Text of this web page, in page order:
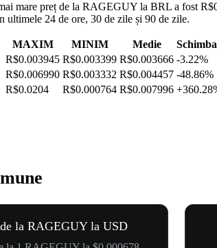
mare preț de la RAGEGUY la BRL a fost
24 de ore, 30 de zile și 90 de zile.
MAXIM MINIM Medie
R$0.003945 R$0.003399 R$0.003666 -3.22%
R$0.006990 R$0.003332 R$0.004457 -48.86%
R$0.0204 R$0.000764 R$0.007996
la RAGEGUY la USD